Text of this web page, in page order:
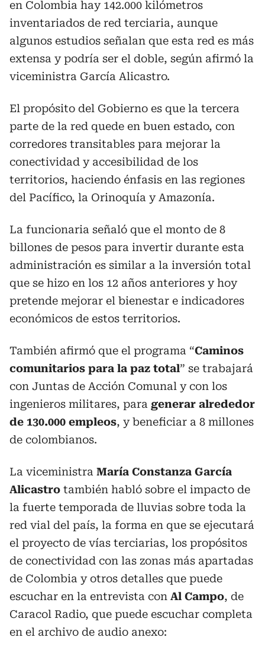
en Colombia hay 142.000 kilómetros
inventariados de red terciaria, aunque
algunos estudios señalan que esta red es más
extensa y podría ser el doble, según afirmó la
viceministra García Alicastro.
El propósito del Gobierno es que la tercera
parte de la red quede en buen estado, con
corredores transitables para mejorar la
conectividad y accesibilidad de los
territorios, haciendo énfasis en las regiones
del Pacífico, la Orinoquía y Amazonía.
La funcionaria señaló que el monto de 8
billones de pesos para invertir durante esta
administración es similar a la inversión total
que se hizo en los 12 años anteriores y hoy
pretende mejorar el bienestar e indicadores
económicos de estos territorios.
También afirmó que el programa “Caminos
comunitarios para la paz total” se trabajará
con Juntas de Acción Comunal y con los
ingenieros militares, para generar alrededor
de 130.000 empleos, y beneficiar a 8 millones
de colombianos.
La viceministra María Constanza García
Alicastro también habló sobre el impacto de
la fuerte temporada de lluvias sobre toda la
red vial del país, la forma en que se ejecutará
el proyecto de vías terciarias, los propósitos
de conectividad con las zonas más apartadas
de Colombia y otros detalles que puede
escuchar en la entrevista con Al Campo, de
Caracol Radio, que puede escuchar completa
en el archivo de audio anexo: